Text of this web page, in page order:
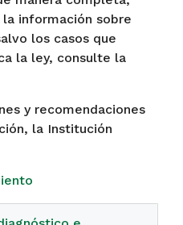
información sobre
los casos que
la ley, consulte la
y recomendaciones
la Institución